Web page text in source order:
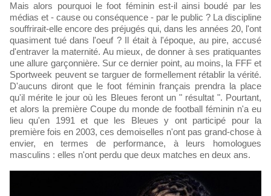
Mais alors pourquoi le foot féminin est-il ainsi boudé par les
médias et - cause ou conséquence - par le public ? La discipline
souffrirait-elle encore des préjugés qui, dans les années 20, l'ont
quasiment tué dans l'oeuf ? Il était à l'époque, au pire, accusé
d'entraver la maternité. Au mieux, de donner à ses pratiquantes
une allure garçonnière. Sur ce dernier point, au moins, la FFF et
Sportweek peuvent se targuer de formellement rétablir la vérité.
D'aucuns diront que le foot féminin français prendra la place
qu'il mérite le jour où les Bleues feront un " résultat ". Pourtant,
et alors la première Coupe du monde de football féminin n'a eu
lieu qu'en 1991 et que les Bleues y ont participé pour la
première fois en 2003, ces demoiselles n'ont pas grand-chose à
envier, en termes de performance, à leurs homologues
masculins : elles n'ont perdu que deux matches en deux ans.